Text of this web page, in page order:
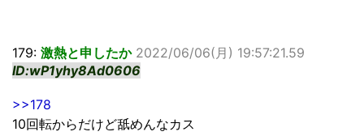
179: 激熱と申したか 2022/06/06(月) 19:57:21.59
ID:wP1yhy8Ad0606
>>178
10回転からだけど舐めんなカス